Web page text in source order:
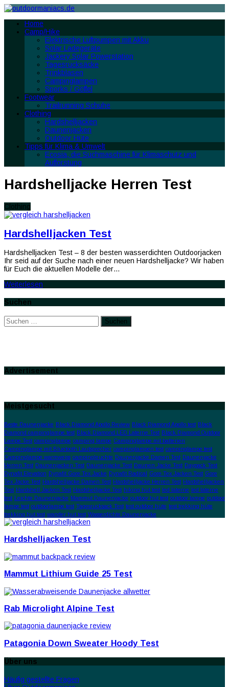
Home
Camp/Hike
Elektrische Luftpumpen mit Akku
Solar Ladegeräte
Jackery Solar Powerstation
Tagesrucksäcke
Trinkblasen
Campinglampen
Sporks / Göffel
Footwear
Trailrunning Schuhe
Clothing
Hardshelljacken
Daunenjacken
Outdoor Hüte
Tipps für Klima & Umwelt
Ecosia, die Suchmaschine für Klimaschutz und
Aufforstung
Hardshelljacke Herren Test
Clothing
Hardshelljacken Test
Hardshelljacken Test – 8 der besten wasserdichten Outdoorjacken
Ihr seid auf der Suche nach einer neuen Hardshelljacke? Wir haben
für Euch die aktuellen Modelle der…
Weiterlesen
Suchen
Suchen
nach:
Advertisement
Meistgesucht
Beste Daunenjacke Black Diamond Apollo Review Black Diamond Apollo test Black
Diamond campinglampe test Black Diamond LED Laterne Test Black Diamond Outdoor
Lampe Test campinglampe camping lampe Campinglampe mit batterien
Campinglampe mit Bluetooth Lautsprecher campinglampen test campinglampe test
Campinglampe warmweiss campingleuchte Daunenjacke Damen Test Daunenjacke
Herren Test Daunenjacken Test Daunenjacke Test Daunen Jacke Test Daypack Test
Dynafit Elevation Dynafit Gore Tex Jacke Dynafit Radical Gore Tex Jacken Test Gore
Tex Jacke Test Hardshelljacke Damen Test Hardshelljacke Herren Test Hardshelljacken
Test Hardshell Jacken Test Hardshelljacke Test hiking hut test led laterne led laterne
test Leichte Daunenjacke Mammut Daunenjacke outdoor hut test outdoor lampe outdoor
lampe test outdoorlampe test Tagesrucksack Test test outdoor hüte test trekking hüte
trekking hut test wander hut test Wasserdichte Daunenjacke
Hardshelljacken Test
Mammut Lithium Guide 25 Test
Rab Microlight Alpine Test
Patagonia Down Sweater Hoody Test
Über uns
Häufig gestellte Fragen